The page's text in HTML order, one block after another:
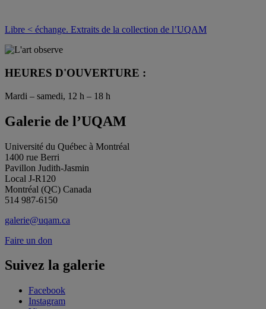
Libre < échange. Extraits de la collection de l’UQAM
HEURES D'OUVERTURE :
Mardi – samedi, 12 h – 18 h
Galerie de l’UQAM
Université du Québec à Montréal
1400 rue Berri
Pavillon Judith-Jasmin
Local J-R120
Montréal (QC) Canada
514 987-6150
galerie@uqam.ca
Faire un don
Suivez la galerie
Facebook
Instagram